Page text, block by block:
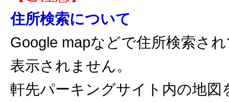
住所検索について
Google mapなどで住所検索さ
表示されません。
軒先パーキングサイト内の地図